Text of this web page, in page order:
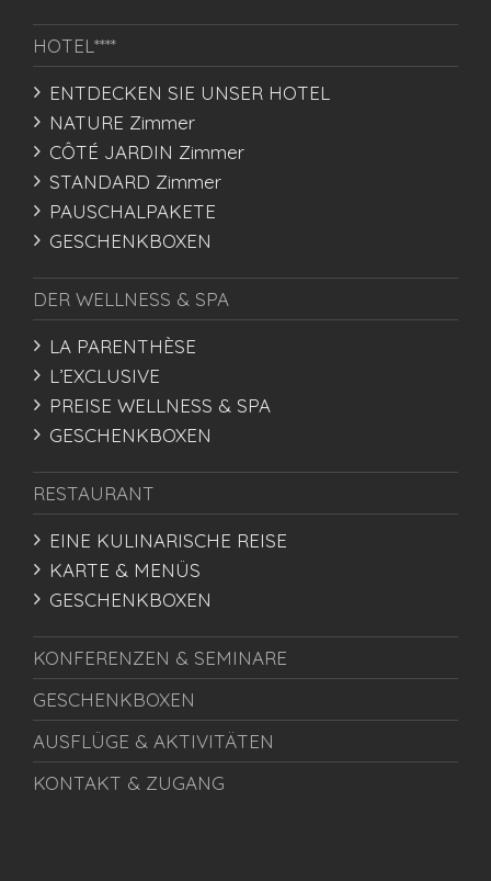
HOTEL****
ENTDECKEN SIE UNSER HOTEL
NATURE Zimmer
CÔTÉ JARDIN Zimmer
STANDARD Zimmer
PAUSCHALPAKETE
GESCHENKBOXEN
DER WELLNESS & SPA
LA PARENTHÈSE
L’EXCLUSIVE
PREISE WELLNESS & SPA
GESCHENKBOXEN
RESTAURANT
EINE KULINARISCHE REISE
KARTE & MENÜS
GESCHENKBOXEN
KONFERENZEN & SEMINARE
GESCHENKBOXEN
AUSFLÜGE & AKTIVITÄTEN
KONTAKT & ZUGANG